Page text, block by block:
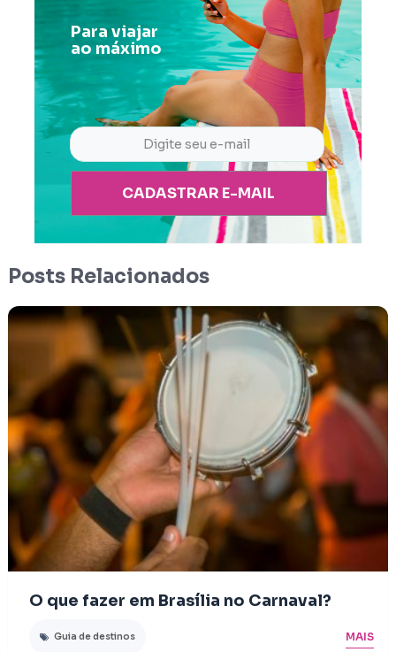
Para viajar
ao máximo
CADASTRAR E-MAIL
Posts Relacionados
O que fazer em Brasília no Carnaval?
Guia de destinos MAIS